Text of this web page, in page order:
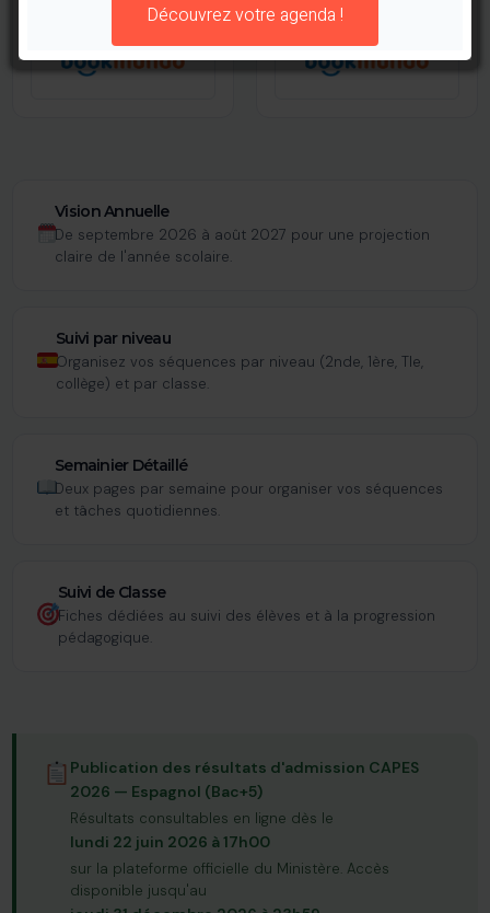
11,90 € 11,90 €
Vision Annuelle
De septembre 2026 à août 2027 pour une projection
claire de l'année scolaire.
Suivi par niveau
Organisez vos séquences par niveau (2nde, 1ère, Tle,
collège) et par classe.
Semainier Détaillé
Deux pages par semaine pour organiser vos séquences
et tâches quotidiennes.
Suivi de Classe
Fiches dédiées au suivi des élèves et à la progression
pédagogique.
Publication des résultats d'admission CAPES
2026 — Espagnol (Bac+5)
Résultats consultables en ligne dès le
lundi 22 juin 2026 à 17h00
sur la plateforme officielle du Ministère. Accès
disponible jusqu'au
Découvrez votre agenda !